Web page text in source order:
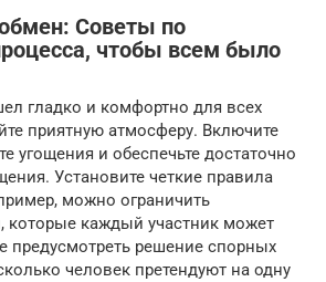
Советы по
чтобы всем было
гладко и комфортно для всех
приятную атмосферу. Включите
угощения и обеспечьте достаточно
Установите четкие правила
можно ограничить
которые каждый участник может
предусмотреть решение спорных
человек претендуют на одну